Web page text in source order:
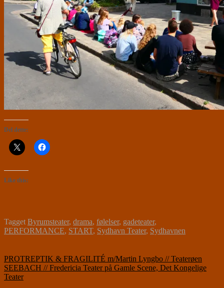
Del dette:
Like this:
TaggetByrumsteater, drama, følelser, gadeteater,
PERFORMANCE, START, Sydhavn Teater, Sydhavnen
Indlægsnavigation
PROTREPTIK & FRAGILITÉ m/Martin Lyngbo // Teaterøen
SEEBACH // Fredericia Teater på Gamle Scene, Det Kongelige
Teater